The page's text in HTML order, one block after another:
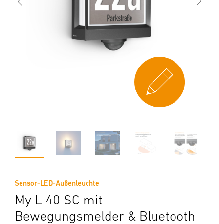
Sensor-LED-Außenleuchte
My L 40 SC mit
Bewegungsmelder & Bluetooth